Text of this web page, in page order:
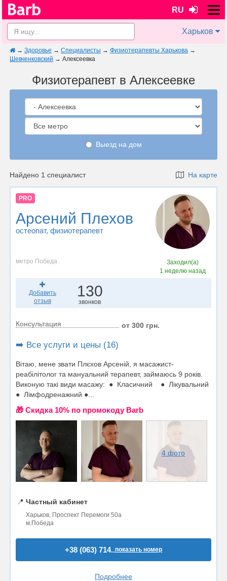
RU
Харьков
→ Здоровье → Специалисты → Физиотерапевты Харькова →
Шевченковский → Алексеевка
Физиотерапевт в Алексеевке
Выезд на дом
Найдено 1 специалист На карте
PRO
Арсений Плехов
остеопат, физиотерапевт
метро Победа
Заходил(а)
1 неделю назад
Добавить
отзыв
130
звонков
Консультация от 300 грн.
➡️ Все услуги и цены (16)
Вітаю, мене звати Плєхов Арсеній, я масажист-
реабілітолог та мануальний терапевт, займаюсь 9 років.
Виконую такі види масажу: ● Класичний ● Лікувальний
● Лімфодренажний ●...
🎁 Cкидка 10% по промокоду Barb
4 фото
📍 Частный кабинет
Харьков, Проспект Перемоги 50а
м.Победа
+38 (063) 714..показать номер
Подробнее